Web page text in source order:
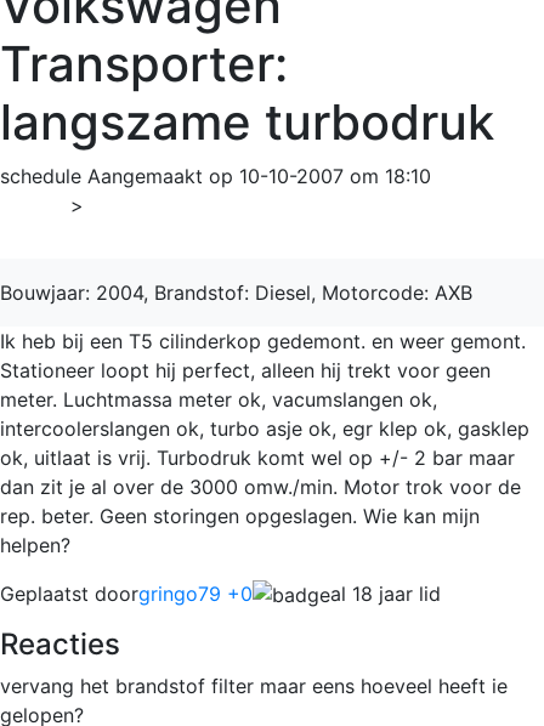
Transporter:
langszame turbodruk
schedule Aangemaakt op 10-10-2007 om 18:10
>
Bouwjaar: 2004, Brandstof: Diesel, Motorcode: AXB
Ik heb bij een T5 cilinderkop gedemont. en weer gemont.
Stationeer loopt hij perfect, alleen hij trekt voor geen
meter. Luchtmassa meter ok, vacumslangen ok,
intercoolerslangen ok, turbo asje ok, egr klep ok, gasklep
ok, uitlaat is vrij. Turbodruk komt wel op +/- 2 bar maar
dan zit je al over de 3000 omw./min. Motor trok voor de
rep. beter. Geen storingen opgeslagen. Wie kan mijn
helpen?
Geplaatst doorgringo79 +0 al 18 jaar lid
Reacties
vervang het brandstof filter maar eens hoeveel heeft ie
gelopen?